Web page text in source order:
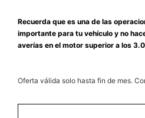
Recuerda que es una de las
importante para tu vehículo y no
averías en el motor superior a los
Oferta válida solo hasta fin de mes.